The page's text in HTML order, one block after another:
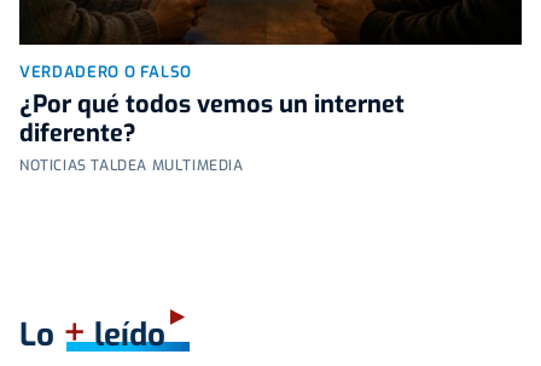
VERDADERO O FALSO
¿Por qué todos vemos un internet
diferente?
NOTICIAS TALDEA MULTIMEDIA
Lo +leído